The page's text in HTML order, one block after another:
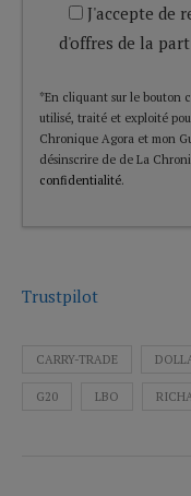
J'accepte de
d'offres de la
*En cliquant sur le bouton
utilisé, traité et exploité
Chronique Agora et mon
désinscrire de de La
confidentialité.
Trustpilot
CARRY-TRADE
G20 LBO